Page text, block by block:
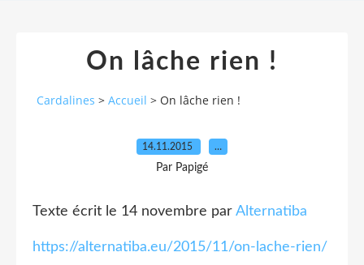
On lâche rien !
Cardalines > Accueil > On lâche rien !
14.11.2015 …
Par Papigé
Texte écrit le 14 novembre par Alternatiba
https://alternatiba.eu/2015/11/on-lache-rien/